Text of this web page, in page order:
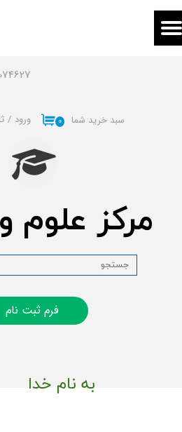
مرکز علوم
۰ سبد خرید شما ورود /
حساب کاربری من
خروج از حساب کاربری
فرم ثبت نام
به نام خدا